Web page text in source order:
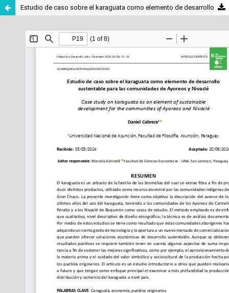
Estudio de caso sobre el karaguata como elemento de desarrollo sustentable para las comunidades de Ayoreos y Nivaclé